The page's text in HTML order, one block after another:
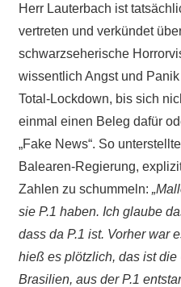
Herr Lauterbach ist
vertreten und verkündet
schwarzseherische
wissentlich Angst und
Total-Lockdown, bis sich
einmal einen Beleg dafür
„Fake News“. So
Balearen-Regierung,
Zahlen zu schummeln:
sie P.1 haben. Ich glaube
dass da P.1 ist. Vorher war
hieß es plötzlich, das ist
Brasilien, aus der P.1